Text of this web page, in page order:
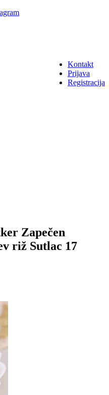
Kontakt
Prijava
Registracija
Zapečen
riž Sutlac 17